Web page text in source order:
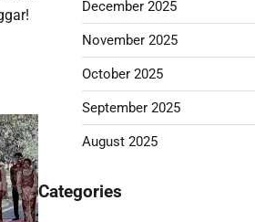
December 2025
November 2025
October 2025
September 2025
August 2025
Categories